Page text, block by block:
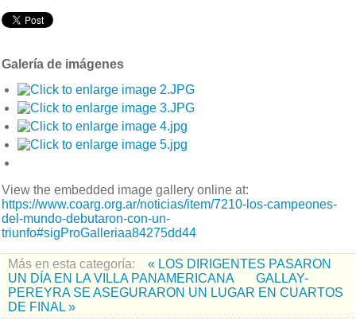
Galería de imágenes
View the embedded image gallery online at:
https://www.coarg.org.ar/noticias/item/7210-los-campeones-
del-mundo-debutaron-con-un-
triunfo#sigProGalleriaa84275dd44
Más en esta categoría:
« LOS DIRIGENTES PASARON
UN DÍA EN LA VILLA PANAMERICANA
GALLAY-
PEREYRA SE ASEGURARON UN LUGAR EN CUARTOS
DE FINAL »